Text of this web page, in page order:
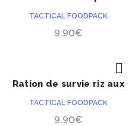
TACTICAL FOODPACK
9.90€
ACHETER
Ration de survie riz aux
TACTICAL FOODPACK
9.90€